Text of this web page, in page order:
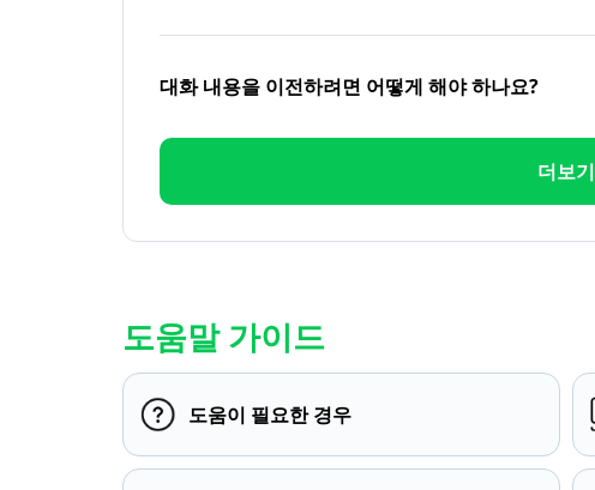
대화 내용을 이전하려면 어떻게 해야 하나요?
더보기
도움말 가이드
도움이 필요한 경우